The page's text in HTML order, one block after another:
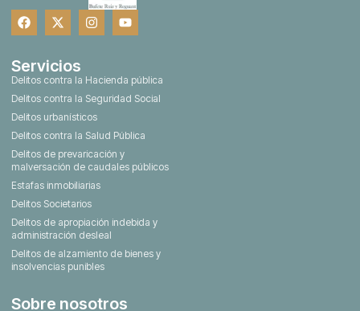
Servicios
Delitos contra la Hacienda pública
Delitos contra la Seguridad Social
Delitos urbanísticos
Delitos contra la Salud Pública
Delitos de prevaricación y
malversación de caudales públicos
Estafas inmobiliarias
Delitos Societarios
Delitos de apropiación indebida y
administración desleal
Delitos de alzamiento de bienes y
insolvencias punibles
Sobre nosotros